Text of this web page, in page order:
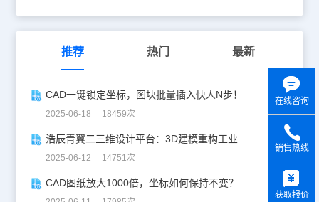
推荐 热门 最新
CAD一键锁定坐标，图块批量插入快人N步！
2025-06-18 18459次
浩辰青翼二三维设计平台：3D建模重构工业美学
2025-06-12 14751次
CAD图纸放大1000倍，坐标如何保持不变？
在线咨询
销售热线
获取报价